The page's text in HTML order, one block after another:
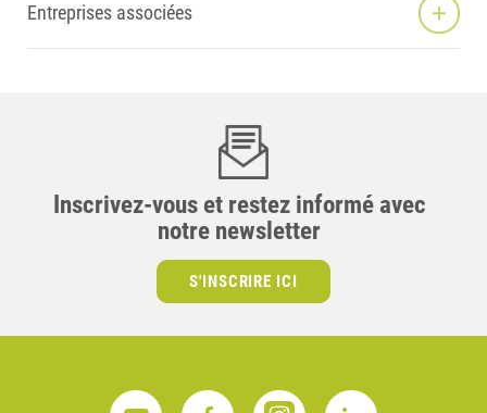
Entreprises associées
Inscrivez-vous et restez informé avec
notre newsletter
S'INSCRIRE ICI